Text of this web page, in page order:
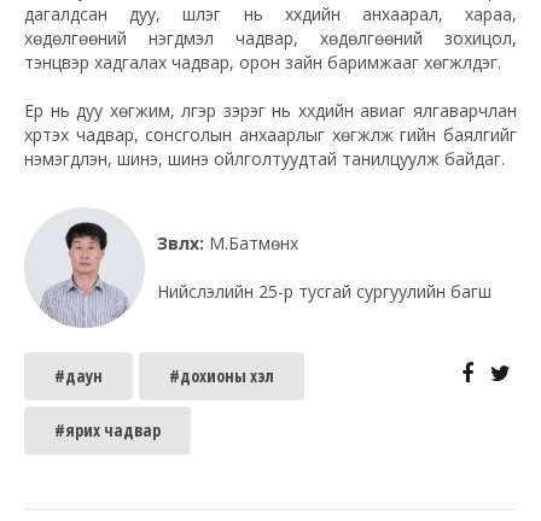
дагалдсан дуу, шүлэг нь хүүхдийн анхаарал, хараа,
хөдөлгөөний нэгдмэл чадвар, хөдөлгөөний зохицол,
тэнцвэр хадгалах чадвар, орон зайн баримжааг хөгжүүлдэг.
Ер нь дуу хөгжим, үлгэр зэрэг нь хүүхдийн авиаг ялгаварчлан
хүртэх чадвар, сонсголын анхаарлыг хөгжүүлж үгийн баялгийг
нэмэгдүүлэн, шинэ, шинэ ойлголтуудтай танилцуулж байдаг.
Зөвлөх: М.Батмөнх
Нийслэлийн 25-р тусгай сургуулийн багш
#даун #дохионы хэл
#ярих чадвар